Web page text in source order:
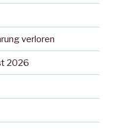
verloren
2026